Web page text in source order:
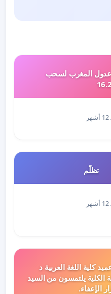
عدول المغرب لسحب
تظلّم
كلية اللغة العربية د
الكلية يلتمسون من السيد
الإعفاء.